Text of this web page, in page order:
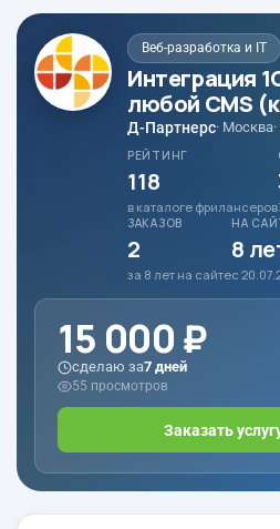
Веб-разработка и IT
Интеграция
любой CMS
Д-Партнерс· Москва
РЕЙТИНГ
118
в каталоге фрилансеров
ЗАКАЗОВ
2
за 8 лет на сайте
НА
8
с
15 000 ₽
сделаю за7 дней
55 просмотров
Заказать